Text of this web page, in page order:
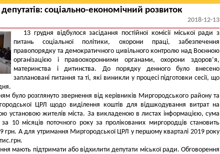
депутатів: соціально-економічний розвиток
2018-12-13
13 грудня відбулося засідання постійної комісії міської ради з
питань соціальної політики, охорони праці, забезпечення
правопорядку та демократичного цивільного контролю над Воєнною
організацією і правоохоронними органами, охорони здоров’я,
материнства і дитинства. До порядку денного було внесено
заплановані питання та ті, які виникли у процесі підготовки сесії, що
було розглянуто звернення від керівників Миргородського району та
ЦРЛ щодо виділення коштів для відшкодування витрат на
установою жителів міста. За викладеною в листах інформацією, сума
за 10 місяців поточного року за пролікованих миргородців становить
грн. А для утримання Миргородської ЦРЛ у першому кварталі 2019 року
мають підтримати або відхилити депутати міської ради. Обговорення